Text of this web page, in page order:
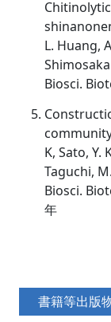
L. Huang,
Shimosaka
Biosci.
K, Sato, Y.
Taguchi,
Biosci.
年
書籍等出版